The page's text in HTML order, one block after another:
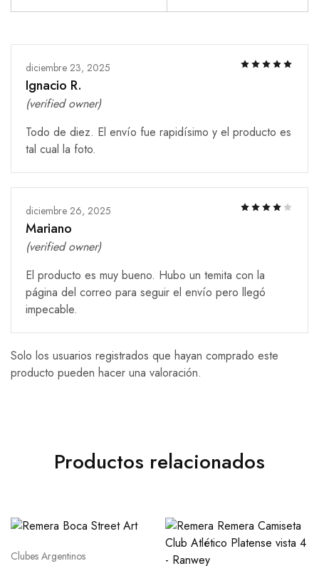
diciembre 23, 2025
Ignacio R.
(verified owner)
Todo de diez. El envío fue rapidísimo y el producto es
tal cual la foto.
diciembre 26, 2025
Mariano
(verified owner)
El producto es muy bueno. Hubo un temita con la
página del correo para seguir el envío pero llegó
impecable.
Solo los usuarios registrados que hayan comprado este
producto pueden hacer una valoración.
Productos relacionados
Clubes Argentinos